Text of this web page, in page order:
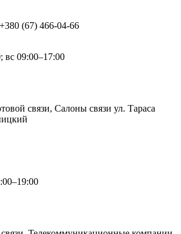
(67) 466-04-66
вс 09:00–17:00
связи, Салоны связи ул. Тараса